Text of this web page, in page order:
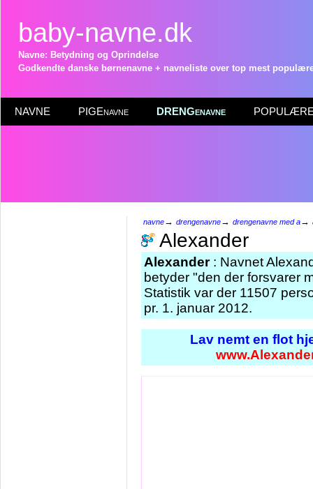
baby-navne.dk
Navne: Betydning og Oprindelse
Godkendte danske børnenavne + navneliste over top mest
NAVNE PIGEnavne DRENGenavne POPULÆRE
navne→ drengenavne→ drengenavne med a→
Alexander
Alexander: Navnet
betyder "den der forsvarer
Statistik var der 11507
pr. 1. januar 2012.
Lav nemt en flot